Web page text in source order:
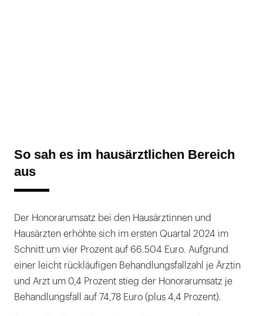
So sah es im hausärztlichen Bereich
aus
Der Honorarumsatz bei den Hausärztinnen und
Hausärzten erhöhte sich im ersten Quartal 2024 im
Schnitt um vier Prozent auf 66.504 Euro. Aufgrund
einer leicht rückläufigen Behandlungsfallzahl je Ärztin
und Arzt um 0,4 Prozent stieg der Honorarumsatz je
Behandlungsfall auf 74,78 Euro (plus 4,4 Prozent).